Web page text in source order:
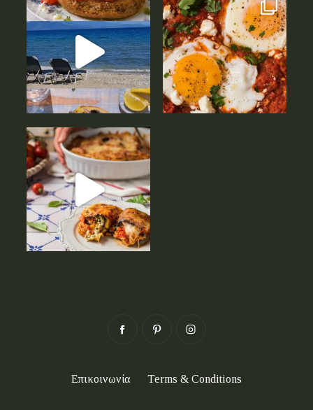
Επικοινωνία Terms & Conditions